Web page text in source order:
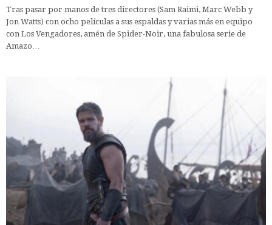
Tras pasar por manos de tres directores (Sam Raimi, Marc Webb y
Jon Watts) con ocho películas a sus espaldas y varias más en equipo
con Los Vengadores, amén de Spider-Noir, una fabulosa serie de
Amazo…